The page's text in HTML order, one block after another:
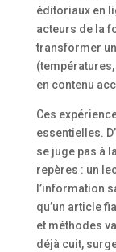
éditoriaux en
acteurs de la
transformer
en contenu
Ces
essentielles.
se juge pas à
repères : un
l’information
qu’un article
et méthodes
déjà cuit,